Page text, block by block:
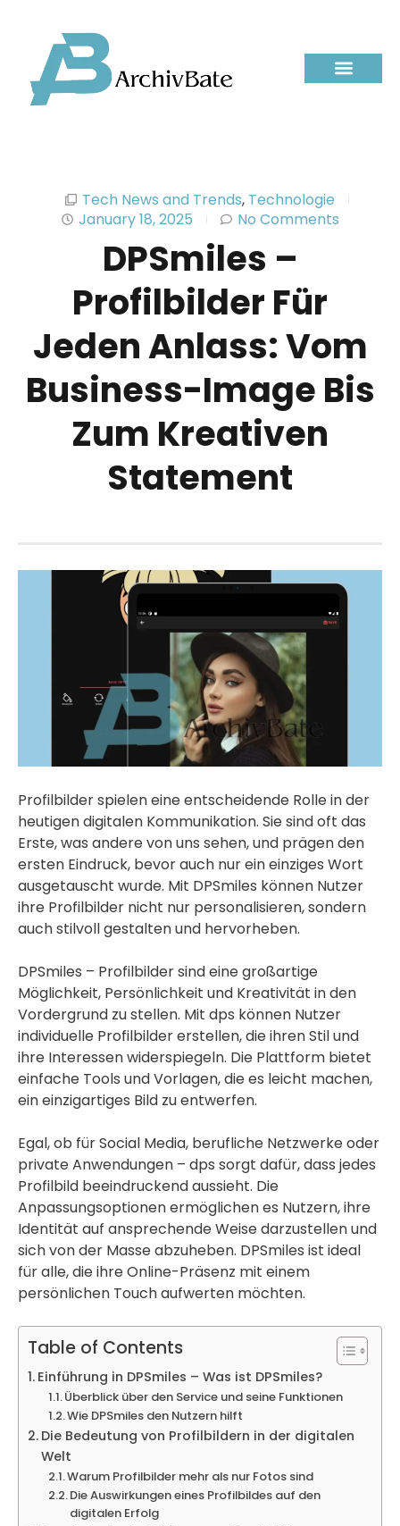
Tech News and Trends, Technologie
January 18, 2025
No Comments
DPSmiles –
Profilbilder Für
Jeden Anlass: Vom
Business-Image Bis
Zum Kreativen
Statement
Profilbilder spielen eine entscheidende Rolle in der
heutigen digitalen Kommunikation. Sie sind oft das
Erste, was andere von uns sehen, und prägen den
ersten Eindruck, bevor auch nur ein einziges Wort
ausgetauscht wurde. Mit DPSmiles können Nutzer
ihre Profilbilder nicht nur personalisieren, sondern
auch stilvoll gestalten und hervorheben.
DPSmiles – Profilbilder sind eine großartige
Möglichkeit, Persönlichkeit und Kreativität in den
Vordergrund zu stellen. Mit dps können Nutzer
individuelle Profilbilder erstellen, die ihren Stil und
ihre Interessen widerspiegeln. Die Plattform bietet
einfache Tools und Vorlagen, die es leicht machen,
ein einzigartiges Bild zu entwerfen.
Egal, ob für Social Media, berufliche Netzwerke oder
private Anwendungen – dps sorgt dafür, dass jedes
Profilbild beeindruckend aussieht. Die
Anpassungsoptionen ermöglichen es Nutzern, ihre
Identität auf ansprechende Weise darzustellen und
sich von der Masse abzuheben. DPSmiles ist ideal
für alle, die ihre Online-Präsenz mit einem
persönlichen Touch aufwerten möchten.
Table of Contents
Einführung in DPSmiles – Was ist DPSmiles?
Überblick über den Service und seine Funktionen
Wie DPSmiles den Nutzern hilft
Die Bedeutung von Profilbildern in der digitalen
Welt
Warum Profilbilder mehr als nur Fotos sind
Die Auswirkungen eines Profilbildes auf den
digitalen Erfolg